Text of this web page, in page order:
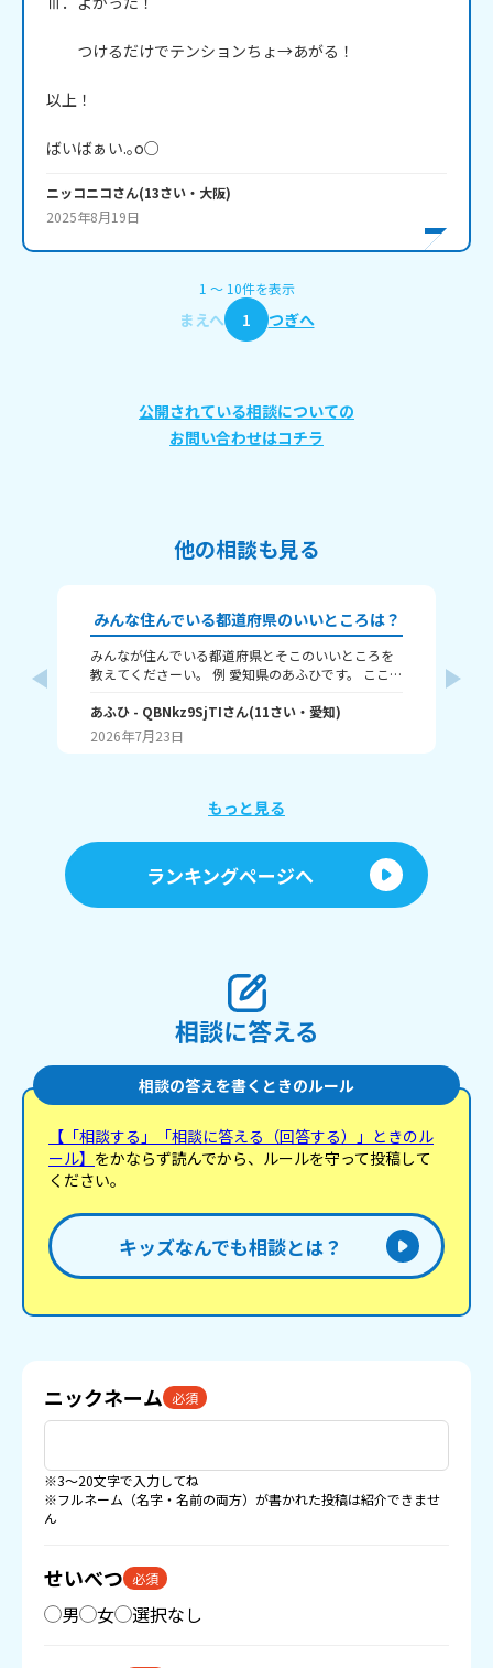
つけるだけでテンションちょ→あがる！
以上！
ばいばぁい.｡o○
ニッコニコさん(13さい・ 大阪)
2025年8月19日
1 〜 10件を表示
まえへ 1 つぎへ
公開されている相談についての
お問い合わせはコチラ
他の相談も見る
みんな住んでいる都道府県のいいところは？
みんなが住んでいる都道府県とそこのいいところを
教えてくださーい。 例 愛知県のあふひです。 ここは
ります。観光名所では名古屋城が有名です。歴史的
にも、天下三英傑の信長、秀吉、家康、全員の出身
地です。
あふひ - QBNkz9SjTIさん(11さい・ 愛知)
2026年7月23日
もっと見る
ランキングページへ
相談に答える
相談の答えを書くときのルール
【「相談する」「相談に答える（回答する）」ときのル
ール】 をかならず読んでから、ルールを守って投稿して
ください。
キッズなんでも相談とは？
ニックネーム 必須
※3〜20文字で入力してね
※フルネーム（名字・名前の両方）が書かれた投稿は紹介できませ
ん
せいべつ 必須
男 女 選択なし